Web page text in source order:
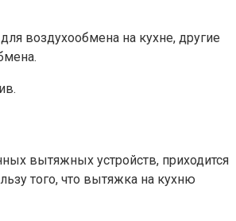
воздухообмена на кухне, другие
вытяжных устройств, приходится
того, что вытяжка на кухню